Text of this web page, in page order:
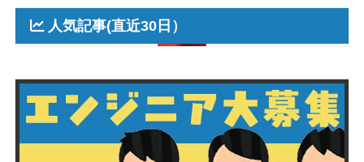
人気記事(直近30日）